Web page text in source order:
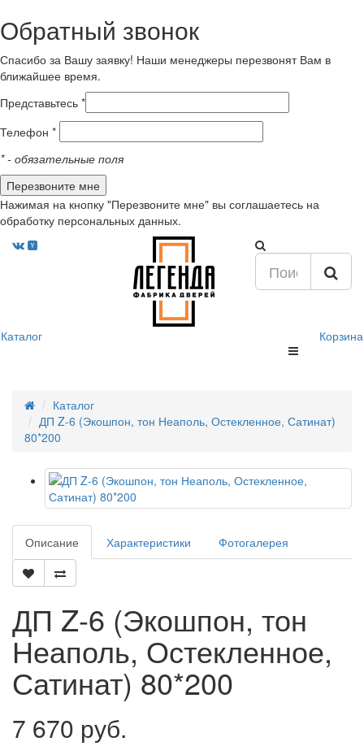
Обратный звонок
Спасибо за Вашу заявку! Наши менеджеры перезвонят Вам в
ближайшее время.
Представьтесь *
Телефон *
*- обязательные поля
Нажимая на кнопку "Перезвоните мне" вы соглашаетесь на
обработку персональных данных.
Каталог Корзина
Каталог
ДП Z-6 (Экошпон, тон Неаполь, Остекленное, Сатинат)
80*200
Описание Характеристики Фотогалерея
ДП Z-6 (Экошпон, тон
Неаполь, Остекленное,
Сатинат) 80*200
7 670 руб.